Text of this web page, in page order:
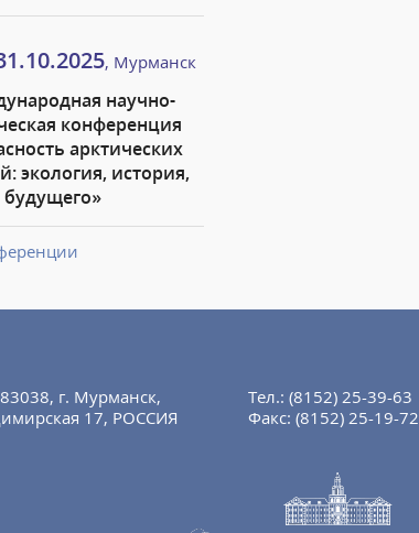
, Мурманск
научно-
конференция
арктических
экология, история,
г. Мурманск,
17, РОССИЯ
Тел.: (8152) 25-39-63
Факс: (8152) 25-19-72